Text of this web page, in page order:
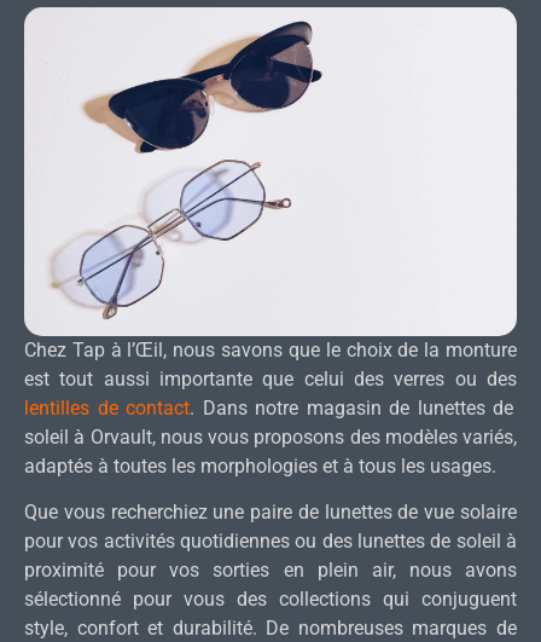
Chez Tap à l’Œil, nous savons que le choix de la monture
est tout aussi importante que celui des verres ou des
lentilles de contact. Dans notre magasin de lunettes de
soleil à Orvault, nous vous proposons des modèles variés,
adaptés à toutes les morphologies et à tous les usages.
Que vous recherchiez une paire de lunettes de vue solaire
pour vos activités quotidiennes ou des lunettes de soleil à
proximité pour vos sorties en plein air, nous avons
sélectionné pour vous des collections qui conjuguent
style, confort et durabilité. De nombreuses marques de